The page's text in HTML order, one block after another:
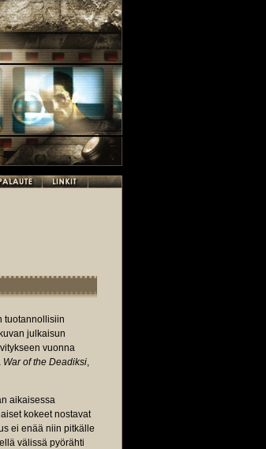
tuotannollisiin
julkaisun
vuonna
War of the Deadiksi,
aikaisessa
kokeet nostavat
ei enää niin pitkälle
välissä pyörähti